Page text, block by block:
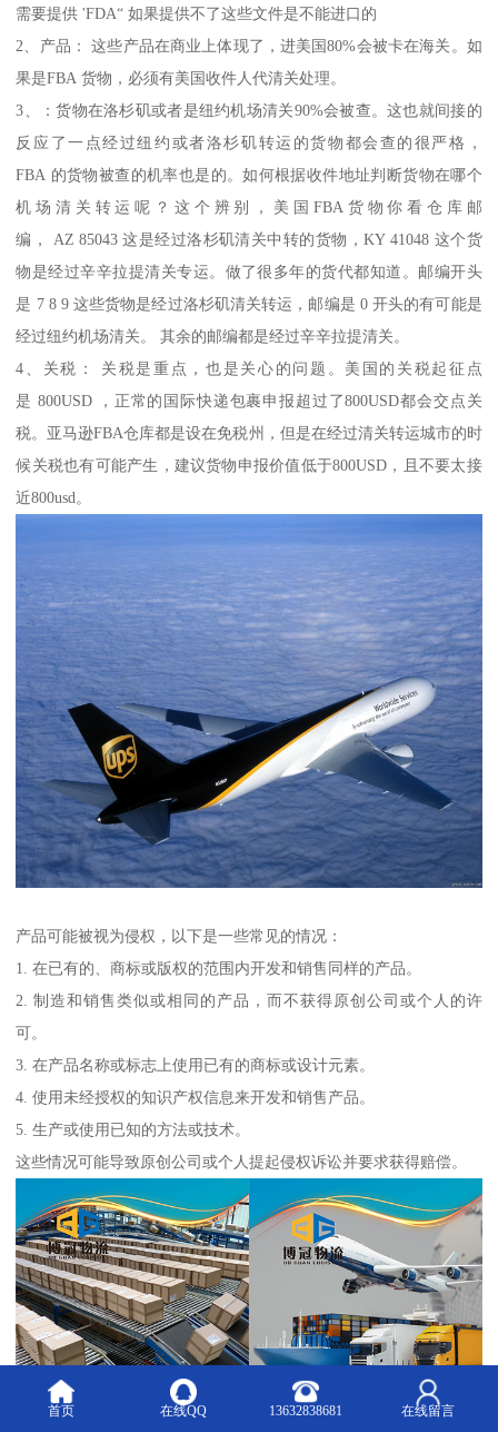
需要提供 'FDA“ 如果提供不了这些文件是不能进口的
2、产品： 这些产品在商业上体现了，进美国80%会被卡在海关。如
果是FBA 货物，必须有美国收件人代清关处理。
3、：货物在洛杉矶或者是纽约机场清关90%会被查。这也就间接的
反应了一点经过纽约或者洛杉矶转运的货物都会查的很严格，
FBA 的货物被查的机率也是的。如何根据收件地址判断货物在哪个
机场清关转运呢？这个辨别，美国FBA货物你看仓库邮
编， AZ 85043 这是经过洛杉矶清关中转的货物，KY 41048 这个货
物是经过辛辛拉提清关专运。做了很多年的货代都知道。邮编开头
是 7 8 9 这些货物是经过洛杉矶清关转运，邮编是 0 开头的有可能是
经过纽约机场清关。 其余的邮编都是经过辛辛拉提清关。
4、关税： 关税是重点，也是关心的问题。美国的关税起征点
是 800USD ，正常的国际快递包裹申报超过了800USD都会交点关
税。亚马逊FBA仓库都是设在免税州，但是在经过清关转运城市的时
候关税也有可能产生，建议货物申报价值低于800USD，且不要太接
近800usd。
产品可能被视为侵权，以下是一些常见的情况：
1. 在已有的、商标或版权的范围内开发和销售同样的产品。
2. 制造和销售类似或相同的产品，而不获得原创公司或个人的许
可。
3. 在产品名称或标志上使用已有的商标或设计元素。
4. 使用未经授权的知识产权信息来开发和销售产品。
5. 生产或使用已知的方法或技术。
这些情况可能导致原创公司或个人提起侵权诉讼并要求获得赔偿。
首页 在线QQ 13632838681 在线留言